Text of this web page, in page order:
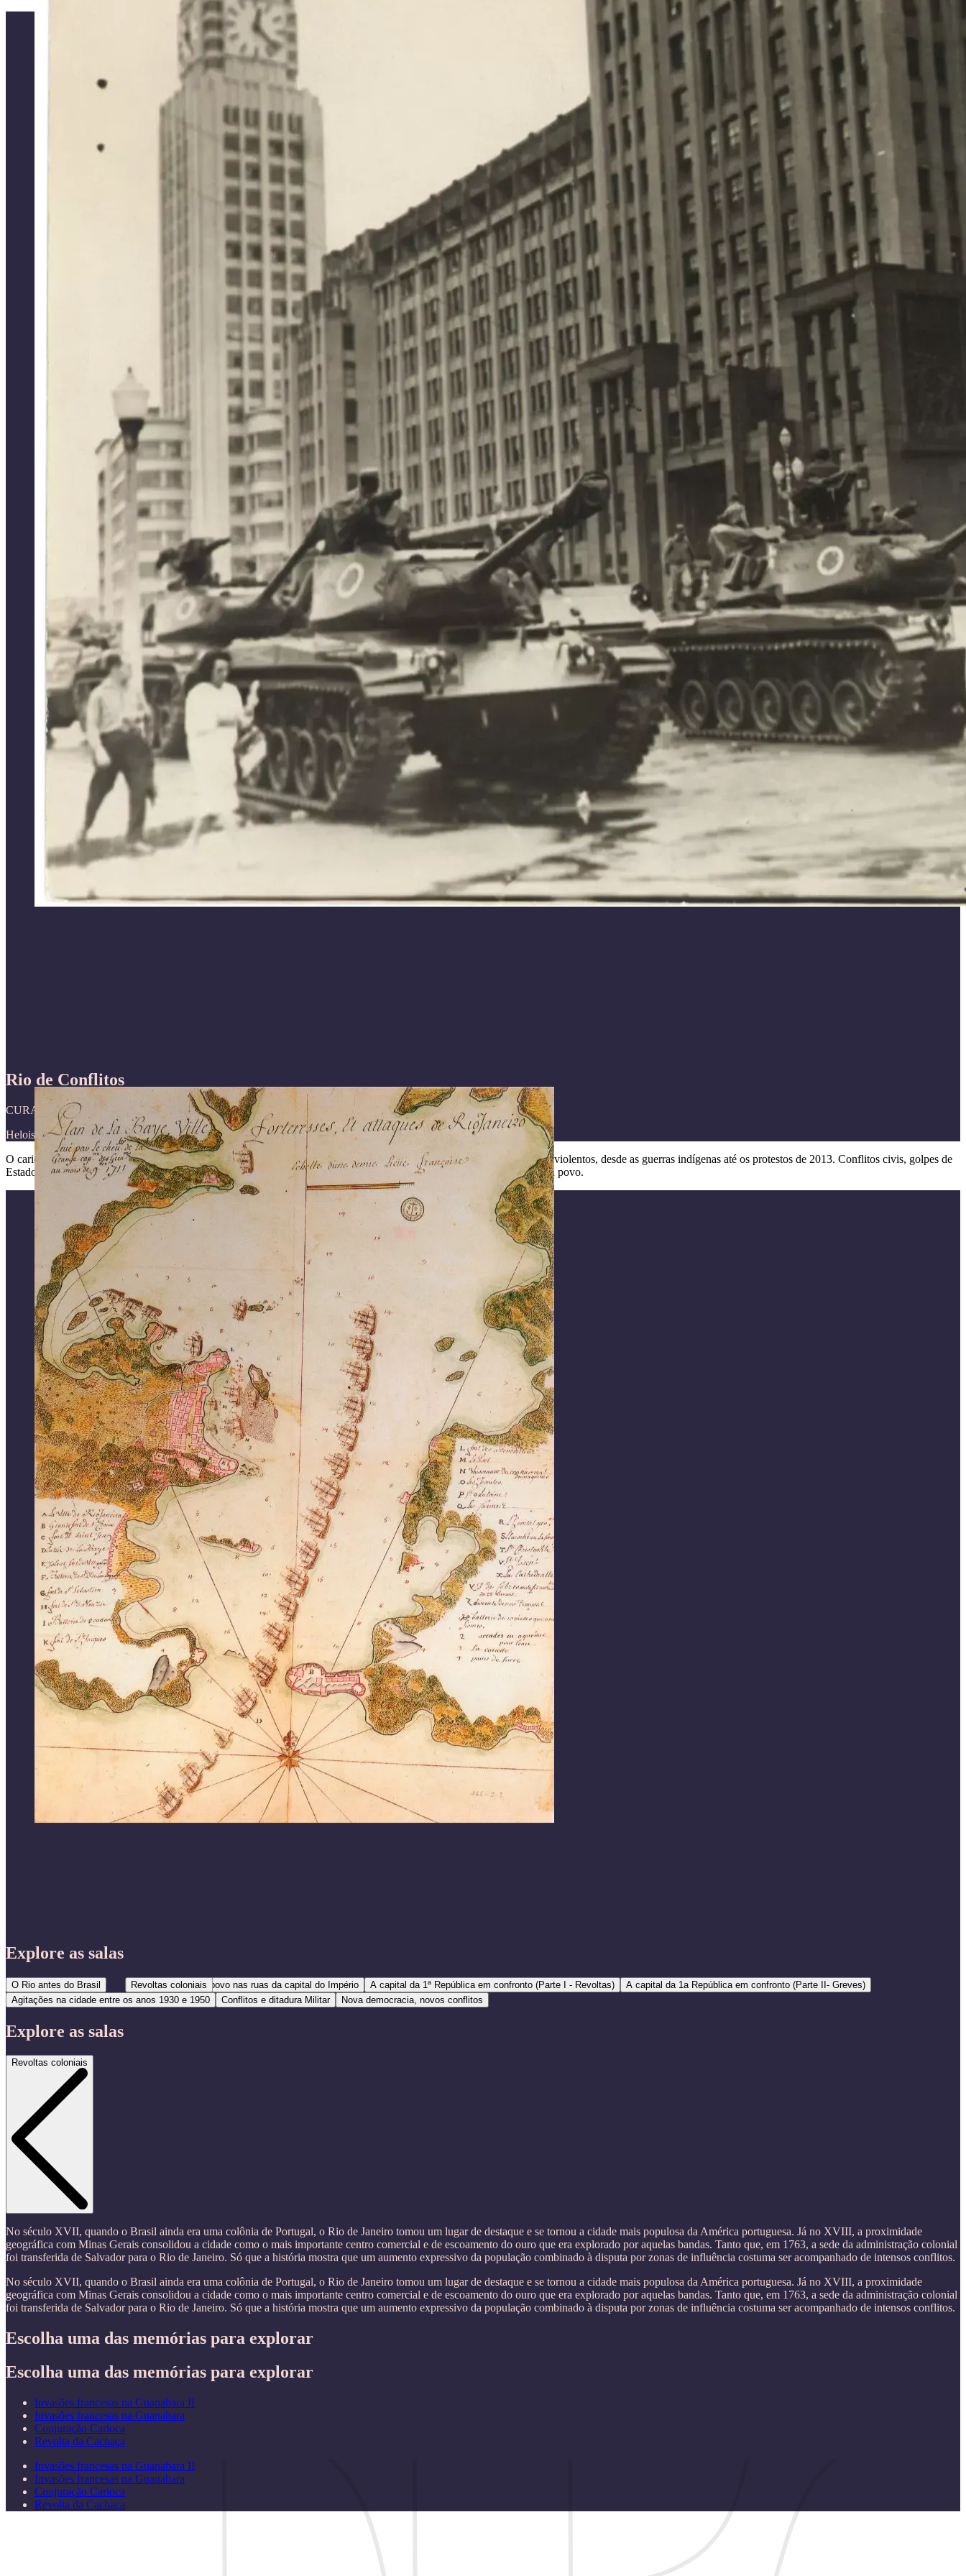
Rio de Conflitos
CURADORIA
Heloisa Murgel Starling
O carioca não é pacífico. A falácia desse mito se revela, ao navegarmos pelas 75 "memórias" que narram acontecimentos violentos, desde as guerras indígenas até os protestos de 2013. Conflitos civis, golpes de
Estado, marchas, revoltas e motins desfilam diante dos nossos olhos, construindo uma outra narrativa sobre a cidade e seu povo.
Explore as salas
O Rio antes do Brasil Revoltas coloniaisO povo nas ruas da capital do Império A capital da 1ª República em confronto (Parte I - Revoltas)
A capital da 1a República em confronto (Parte II- Greves)
Agitações na cidade entre os anos 1930 e 1950
Conflitos e ditadura Militar Nova democracia, novos conflitos
Explore as salas
Revoltas coloniais
No século XVII, quando o Brasil ainda era uma colônia de Portugal, o Rio de Janeiro tomou um lugar de destaque e se tornou a cidade mais populosa da América portuguesa. Já no XVIII, a proximidade
geográfica com Minas Gerais consolidou a cidade como o mais importante centro comercial e de escoamento do ouro que era explorado por aquelas bandas. Tanto que, em 1763, a sede da administração colonial
foi transferida de Salvador para o Rio de Janeiro. Só que a história mostra que um aumento expressivo da população combinado à disputa por zonas de influência costuma ser acompanhado de intensos conflitos.
No século XVII, quando o Brasil ainda era uma colônia de Portugal, o Rio de Janeiro tomou um lugar de destaque e se tornou a cidade mais populosa da América portuguesa. Já no XVIII, a proximidade
geográfica com Minas Gerais consolidou a cidade como o mais importante centro comercial e de escoamento do ouro que era explorado por aquelas bandas. Tanto que, em 1763, a sede da administração colonial
foi transferida de Salvador para o Rio de Janeiro. Só que a história mostra que um aumento expressivo da população combinado à disputa por zonas de influência costuma ser acompanhado de intensos conflitos.
Escolha uma das memórias para explorar
Escolha uma das memórias para explorar
Invasões francesas na Guanabara II
Invasões francesas na Guanabara
Conjuração Carioca
Revolta da Cachaça
Invasões francesas na Guanabara II
Invasões francesas na Guanabara
Conjuração Carioca
Revolta da Cachaça